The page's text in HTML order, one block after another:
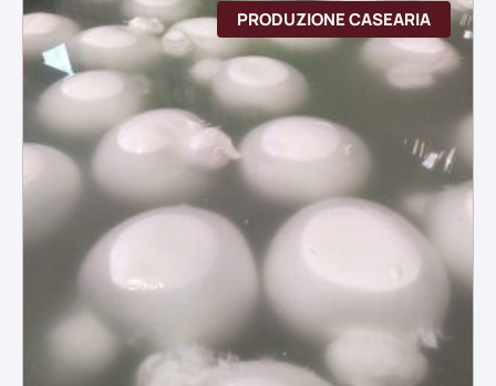
PRODUZIONE CASEARIA